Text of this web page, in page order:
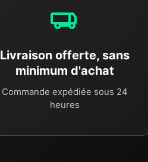
Livraison offerte, sans
minimum d'achat
Commande expédiée sous 24
heures